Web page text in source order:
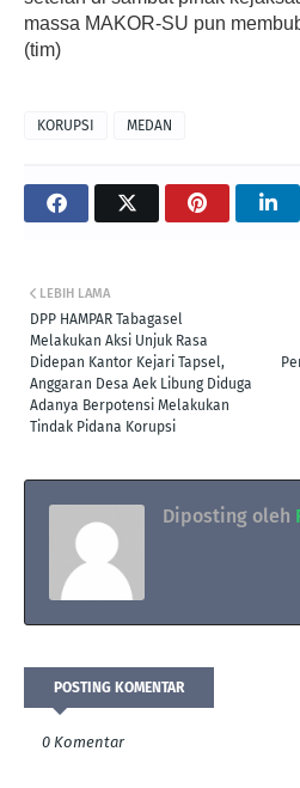
massa MAKOR-SU pun
(tim)
KORUPSI MEDAN
LEBIH LAMA
DPP HAMPAR Tabagasel
Melakukan Aksi Unjuk Rasa
Didepan Kantor Kejari Tapsel,
Anggaran Desa Aek Libung Diduga
Adanya Berpotensi Melakukan
Tindak Pidana Korupsi
Diposting oleh
POSTING KOMENTAR
0 Komentar